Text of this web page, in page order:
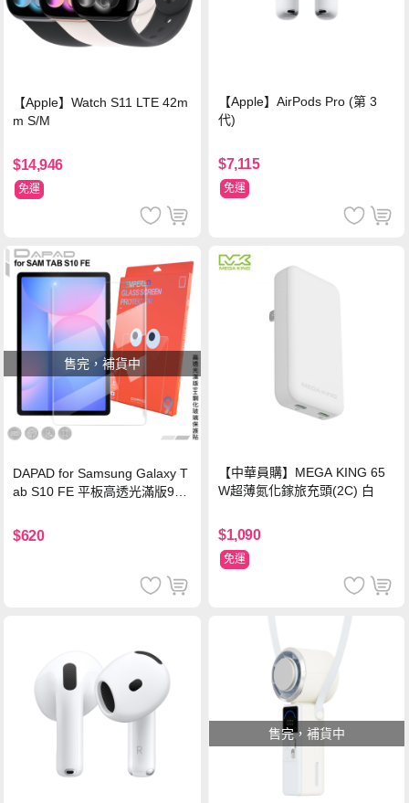
【Apple】Watch S11 LTE 42m
m S/M
$14,946
免運
【Apple】AirPods Pro (第 3
代)
$7,115
免運
售完，補貨中
DAPAD for Samsung Galaxy T
ab S10 FE 平板高透光滿版9H
$620
【中華員購】MEGA KING 65
W超薄氮化鎵旅充頭(2C) 白
$1,090
免運
售完，補貨中